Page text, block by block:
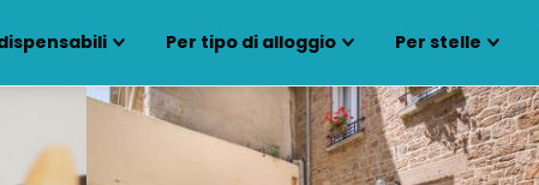
Per tipo di alloggio Per stelle